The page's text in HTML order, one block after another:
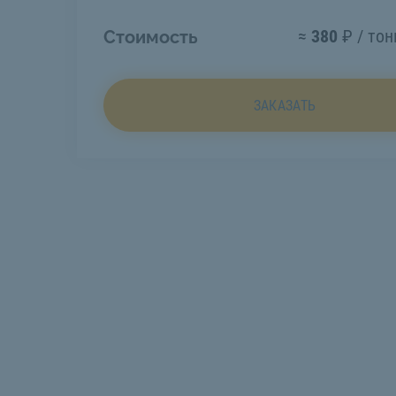
Стоимость ≈ 380 ₽ /
ЗАКАЗАТЬ